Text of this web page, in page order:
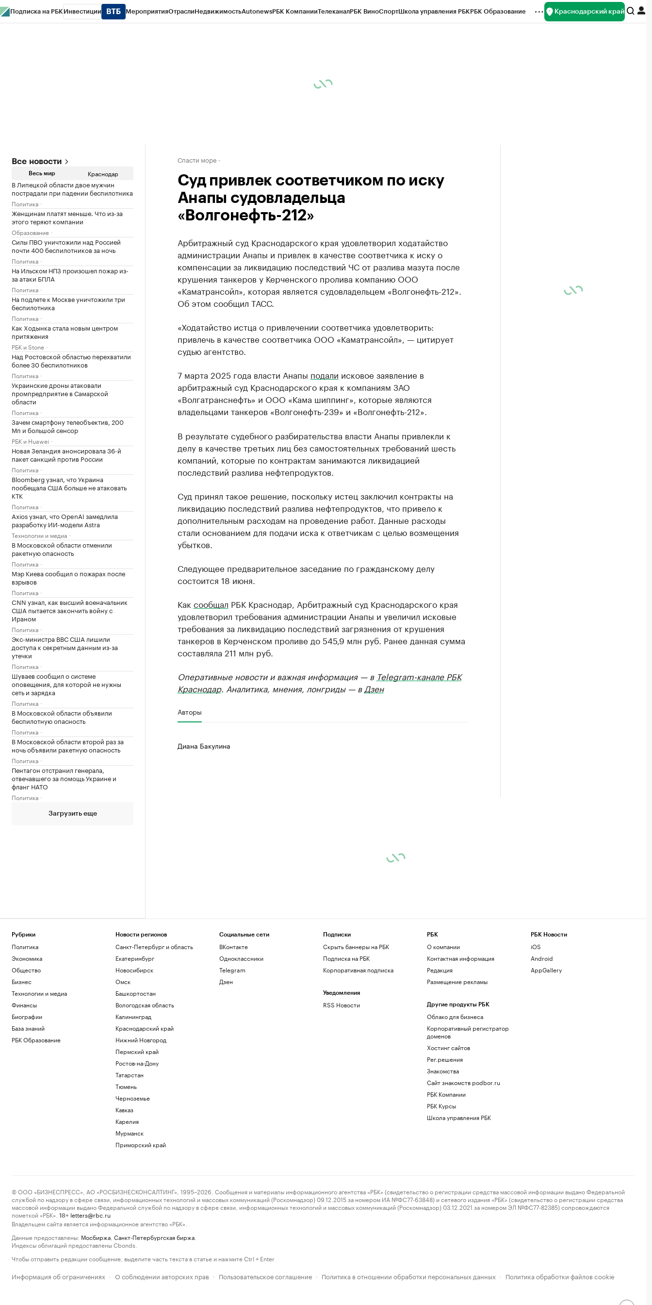
Подписка на РБК Инвестиции МероприятияОтраслиНедвижимостьAutonewsРБК КомпанииТелеканалРБК ВиноСпортШкола управления РБКРБК Образование Краснодарский край
Все новости
Весь мир Краснодар
В Липецкой области двое мужчин
пострадали при падении беспилотника
Политика
Женщинам платят меньше. Что из-за
этого теряют компании
Образование
Силы ПВО уничтожили над Россией
почти 400 беспилотников за ночь
Политика
На Ильском НПЗ произошел пожар из-
за атаки БПЛА
Политика
На подлете к Москве уничтожили три
беспилотника
Политика
Как Ходынка стала новым центром
притяжения
РБК и Stone
Над Ростовской областью перехватили
более 30 беспилотников
Политика
Украинские дроны атаковали
промпредприятие в Самарской
области
Политика
Зачем смартфону телеобъектив, 200
Мп и большой сенсор
РБК и Huawei
Новая Зеландия анонсировала 36-й
пакет санкций против России
Политика
Bloomberg узнал, что Украина
пообещала США больше не атаковать
КТК
Политика
Axios узнал, что OpenAI замедлила
разработку ИИ-модели Astra
Технологии и медиа
В Московской области отменили
ракетную опасность
Политика
Мэр Киева сообщил о пожарах после
взрывов
Политика
CNN узнал, как высший военачальник
США пытается закончить войну с
Ираном
Политика
Экс-министра ВВС США лишили
доступа к секретным данным из-за
утечки
Политика
Шуваев сообщил о системе
оповещения, для которой не нужны
сеть и зарядка
Политика
В Московской области объявили
беспилотную опасность
Политика
В Московской области второй раз за
ночь объявили ракетную опасность
Политика
Пентагон отстранил генерала,
отвечавшего за помощь Украине и
фланг НАТО
Политика
Загрузить еще
Спасти море
Суд привлек соответчиком по иску
Анапы судовладельца
«Волгонефть-212»
Арбитражный суд Краснодарского края удовлетворил ходатайство
администрации Анапы и привлек в качестве соответчика к иску о
компенсации за ликвидацию последствий ЧС от разлива мазута после
крушения танкеров у Керченского пролива компанию ООО
«Каматрансойл», которая является судовладельцем «Волгонефть-212».
Об этом сообщил ТАСС.
«Ходатайство истца о привлечении соответчика удовлетворить:
привлечь в качестве соответчика ООО «Каматрансойл», — цитирует
судью агентство.
7 марта 2025 года власти Анапы подали исковое заявление в
арбитражный суд Краснодарского края к компаниям ЗАО
«Волгатранснефть» и ООО «Кама шиппинг», которые являются
владельцами танкеров «Волгонефть-239» и «Волгонефть-212».
В результате судебного разбирательства власти Анапы привлекли к
делу в качестве третьих лиц без самостоятельных требований шесть
компаний, которые по контрактам занимаются ликвидацией
последствий разлива нефтепродуктов.
Суд принял такое решение, поскольку истец заключил контракты на
ликвидацию последствий разлива нефтепродуктов, что привело к
дополнительным расходам на проведение работ. Данные расходы
стали основанием для подачи иска к ответчикам с целью возмещения
убытков.
Следующее предварительное заседание по гражданскому делу
состоится 18 июня.
Как сообщал РБК Краснодар, Арбитражный суд Краснодарского края
удовлетворил требования администрации Анапы и увеличил исковые
требования за ликвидацию последствий загрязнения от крушения
танкеров в Керченском проливе до 545,9 млн руб. Ранее данная сумма
составляла 211 млн руб.
Оперативные новости и важная информация — в Telegram-канале РБК
Краснодар. Аналитика, мнения, лонгриды — в Дзен
Авторы
Диана Бакулина
Рубрики
Политика
Экономика
Общество
Бизнес
Технологии и медиа
Финансы
Биографии
База знаний
РБК Образование
Новости регионов
Санкт-Петербург и область
Екатеринбург
Новосибирск
Омск
Башкортостан
Вологодская область
Калининград
Краснодарский край
Нижний Новгород
Пермский край
Ростов-на-Дону
Татарстан
Тюмень
Черноземье
Кавказ
Карелия
Мурманск
Приморский край
Социальные сети
ВКонтакте
Одноклассники
Telegram
Дзен
Подписки
Скрыть баннеры на РБК
Подписка на РБК
Корпоративная подписка
Уведомления
RSS Новости
РБК
О компании
Контактная информация
Редакция
Размещение рекламы
Другие продукты РБК
Облако для бизнеса
Корпоративный регистратор
доменов
Хостинг сайтов
Рег.решения
Знакомства
Сайт знакомств podbor.ru
РБК Компании
РБК Курсы
Школа управления РБК
РБК Новости
iOS
Android
AppGallery
© ООО «БИЗНЕСПРЕСС», АО «РОСБИЗНЕСКОНСАЛТИНГ», 1995–2026. Сообщения и материалы информационного агентства «РБК» (свидетельство о регистрации средства массовой информации выдано Федеральной
службой по надзору в сфере связи, информационных технологий и массовых коммуникаций (Роскомнадзор) 09.12.2015 за номером ИА №ФС77-63848) и сетевого издания «РБК» (свидетельство о регистрации средства
массовой информации выдано Федеральной службой по надзору в сфере связи, информационных технологий и массовых коммуникаций (Роскомнадзор) 03.12.2021 за номером ЭЛ №ФС77-82385) сопровождаются
пометкой «РБК».
18+ letters@rbc.ru
Владельцем сайта является информационное агентство «РБК».
Данные предоставлены: Мосбиржа Санкт-Петербургская биржа
Индексы облигаций предоставлены Cbonds.
Чтобы отправить редакции сообщение, выделите часть текста в статье и нажмите Ctrl + Enter
Информация об ограничениях · О соблюдении авторских прав · Пользовательское соглашение · Политика в отношении обработки персональных данных · Политика обработки файлов cookie